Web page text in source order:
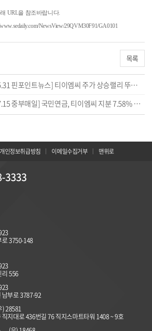
URL을 참조바랍니다.
NewsView/29QVM30F91/GA0101
목록
[2023.05.31 핀포인트뉴스] 티이엠씨 주가 상승랠리 뚜렷...향후 실적호전 뜀박질 기대
[2023,07.15 중부매일] 국민연금, 티이엠씨 지분 7.58% 담았다
개인정보취급방침 이메일수집거부 맨위로
3333
로 3750-148
리 556
부로 3787-92
) 28581
지대로 436번길 76 직지스마트타워 1408 ~ 9호